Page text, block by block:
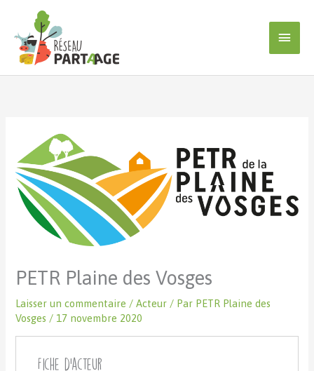
contenu
PETR Plaine des Vosges
Laisser un commentaire /Acteur / Par PETR Plaine des
Vosges / 17 novembre 2020
Fiche d'acteur